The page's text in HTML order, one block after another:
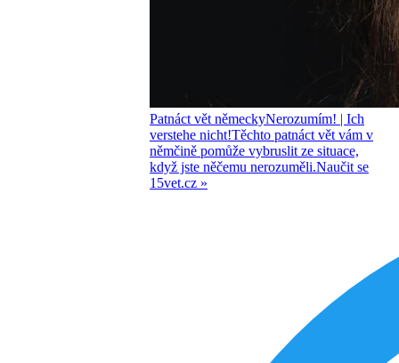
Patnáct vět německyNerozumím! | Ich
verstehe nicht!Těchto patnáct vět vám v
němčině pomůže vybruslit ze situace,
když jste něčemu nerozuměli.Naučit se
15vet.cz »